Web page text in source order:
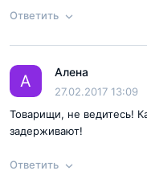
Согласен с
Ответить
Ответ на отзыв
А Алена
27.02.2017 13:09
Товарищи, не ведитесь!
задерживают!
Ответить